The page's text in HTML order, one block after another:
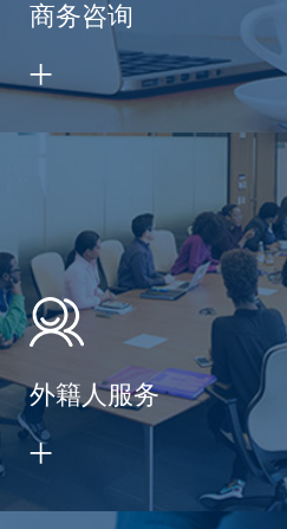
商务咨询
外籍人服务